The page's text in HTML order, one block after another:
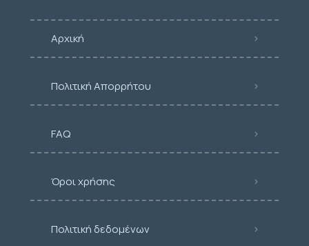
Αρχική
Πολιτική Απορρήτου
FAQ
Όροι χρήσης
Πολιτική δεδομένων